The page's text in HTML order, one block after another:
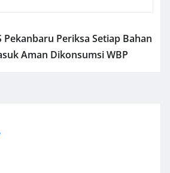
Pekanbaru Periksa Setiap Bahan
Aman Dikonsumsi WBP